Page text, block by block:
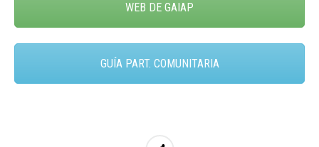
WEB DE GAIAP
GUÍA PART. COMUNITARIA